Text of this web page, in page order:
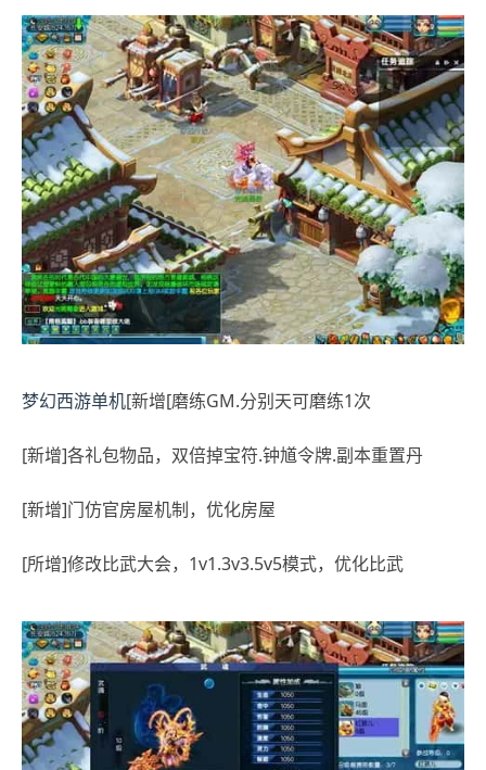
梦幻西游单机[新增[磨练GM.分别天可磨练1次
[新增]各礼包物品，双倍掉宝符.钟馗令牌.副本重置丹
[新增]门仿官房屋机制，优化房屋
[所增]修改比武大会，1v1.3v3.5v5模式，优化比武